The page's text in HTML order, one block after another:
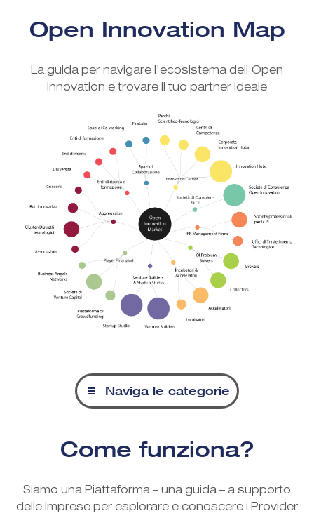
Open Innovation Map
La guida per navigare l’ecosistema dell’Open
Innovation e trovare il tuo partner ideale
Naviga le categorie
Come funziona?
Siamo una Piattaforma – una guida – a supporto
delle Imprese per esplorare e conoscere i Provider